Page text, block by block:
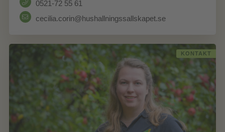
0521-72 55 61
cecilia.corin@hushallningssallskapet.se
KONTAKT